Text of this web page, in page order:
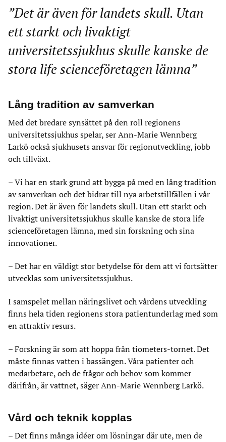
”Det är även för landets skull. Utan
ett starkt och livaktigt
universitetssjukhus skulle kanske de
stora life scienceföretagen lämna”
Lång tradition av samverkan
Med det bredare synsättet på den roll regionens
universitetssjukhus spelar, ser Ann-Marie Wennberg
Larkö också sjukhusets ansvar för regionutveckling, jobb
och tillväxt.
– Vi har en stark grund att bygga på med en lång tradition
av samverkan och det bidrar till nya arbetstillfällen i vår
region. Det är även för landets skull. Utan ett starkt och
livaktigt universitetssjukhus skulle kanske de stora life
scienceföretagen lämna, med sin forskning och sina
innovationer.
– Det har en väldigt stor betydelse för dem att vi fortsätter
utvecklas som universitetssjukhus.
I samspelet mellan näringslivet och vårdens utveckling
finns hela tiden regionens stora patientunderlag med som
en attraktiv resurs.
– Forskning är som att hoppa från tiometers-tornet. Det
måste finnas vatten i bassängen. Våra patienter och
medarbetare, och de frågor och behov som kommer
därifrån, är vattnet, säger Ann-Marie Wennberg Larkö.
Vård och teknik kopplas
– Det finns många idéer om lösningar där ute, men de